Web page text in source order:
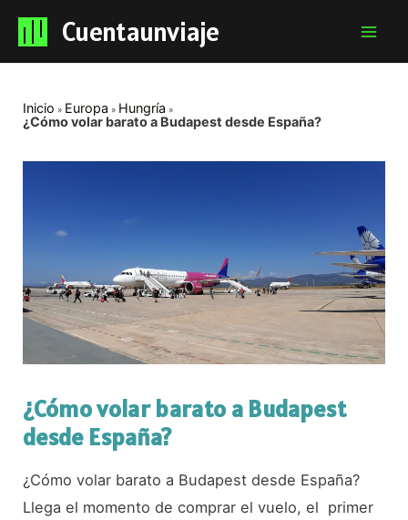
Cuentaunviaje
Inicio Europa
Hungría
¿Cómo volar barato a Budapest desde España?
¿Cómo volar barato a Budapest
desde España?
¿Cómo volar barato a Budapest desde España?
Llega el momento de comprar el vuelo, el primer